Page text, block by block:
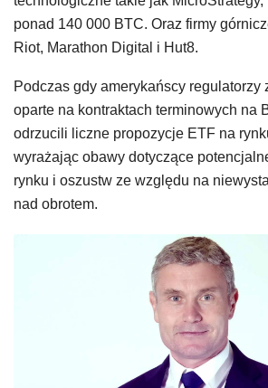
ponad 140 000 BTC. Oraz firmy
Riot, Marathon Digital i Hut8.
Podczas gdy amerykańscy regulatorzy
oparte na kontraktach terminowych na
odrzucili liczne propozycje ETF na
wyrażając obawy dotyczące
rynku i oszustw ze względu na
nad obrotem.